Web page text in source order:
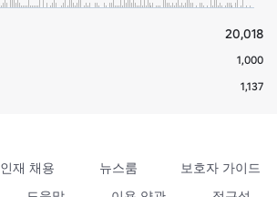
20,018
1,000
1,137
인재 채용 뉴스룸
보호자 가이드